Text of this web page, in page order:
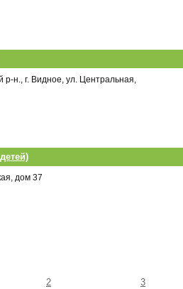
р-н., г. Видное, ул. Центральная,
дом 37
2 3